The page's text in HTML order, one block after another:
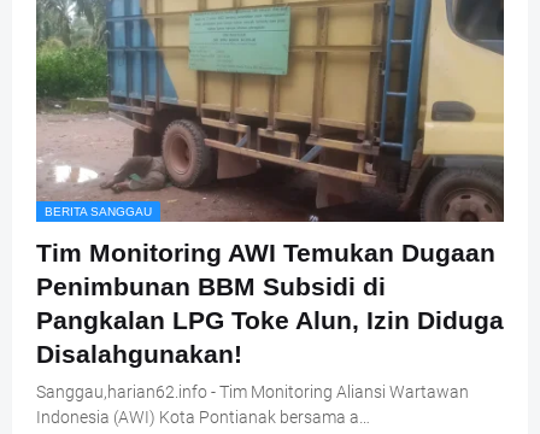
BERITA SANGGAU
Tim Monitoring AWI Temukan Dugaan
Penimbunan BBM Subsidi di
Pangkalan LPG Toke Alun, Izin Diduga
Disalahgunakan!
Sanggau,harian62.info - Tim Monitoring Aliansi Wartawan
Indonesia (AWI) Kota Pontianak bersama a…